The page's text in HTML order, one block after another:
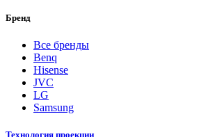
Бренд
Все бренды
Benq
Hisense
JVC
LG
Samsung
Технология проекции